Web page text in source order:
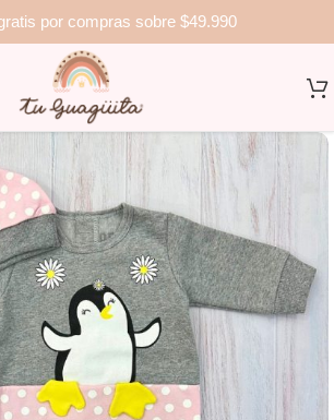
por compras sobre $49.990